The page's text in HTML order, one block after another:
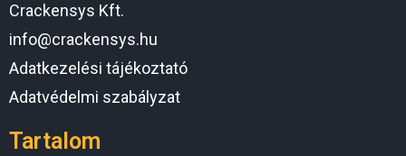
Crackensys Kft.
info@crackensys.hu
Adatkezelési tájékoztató
Adatvédelmi szabályzat
Tartalom